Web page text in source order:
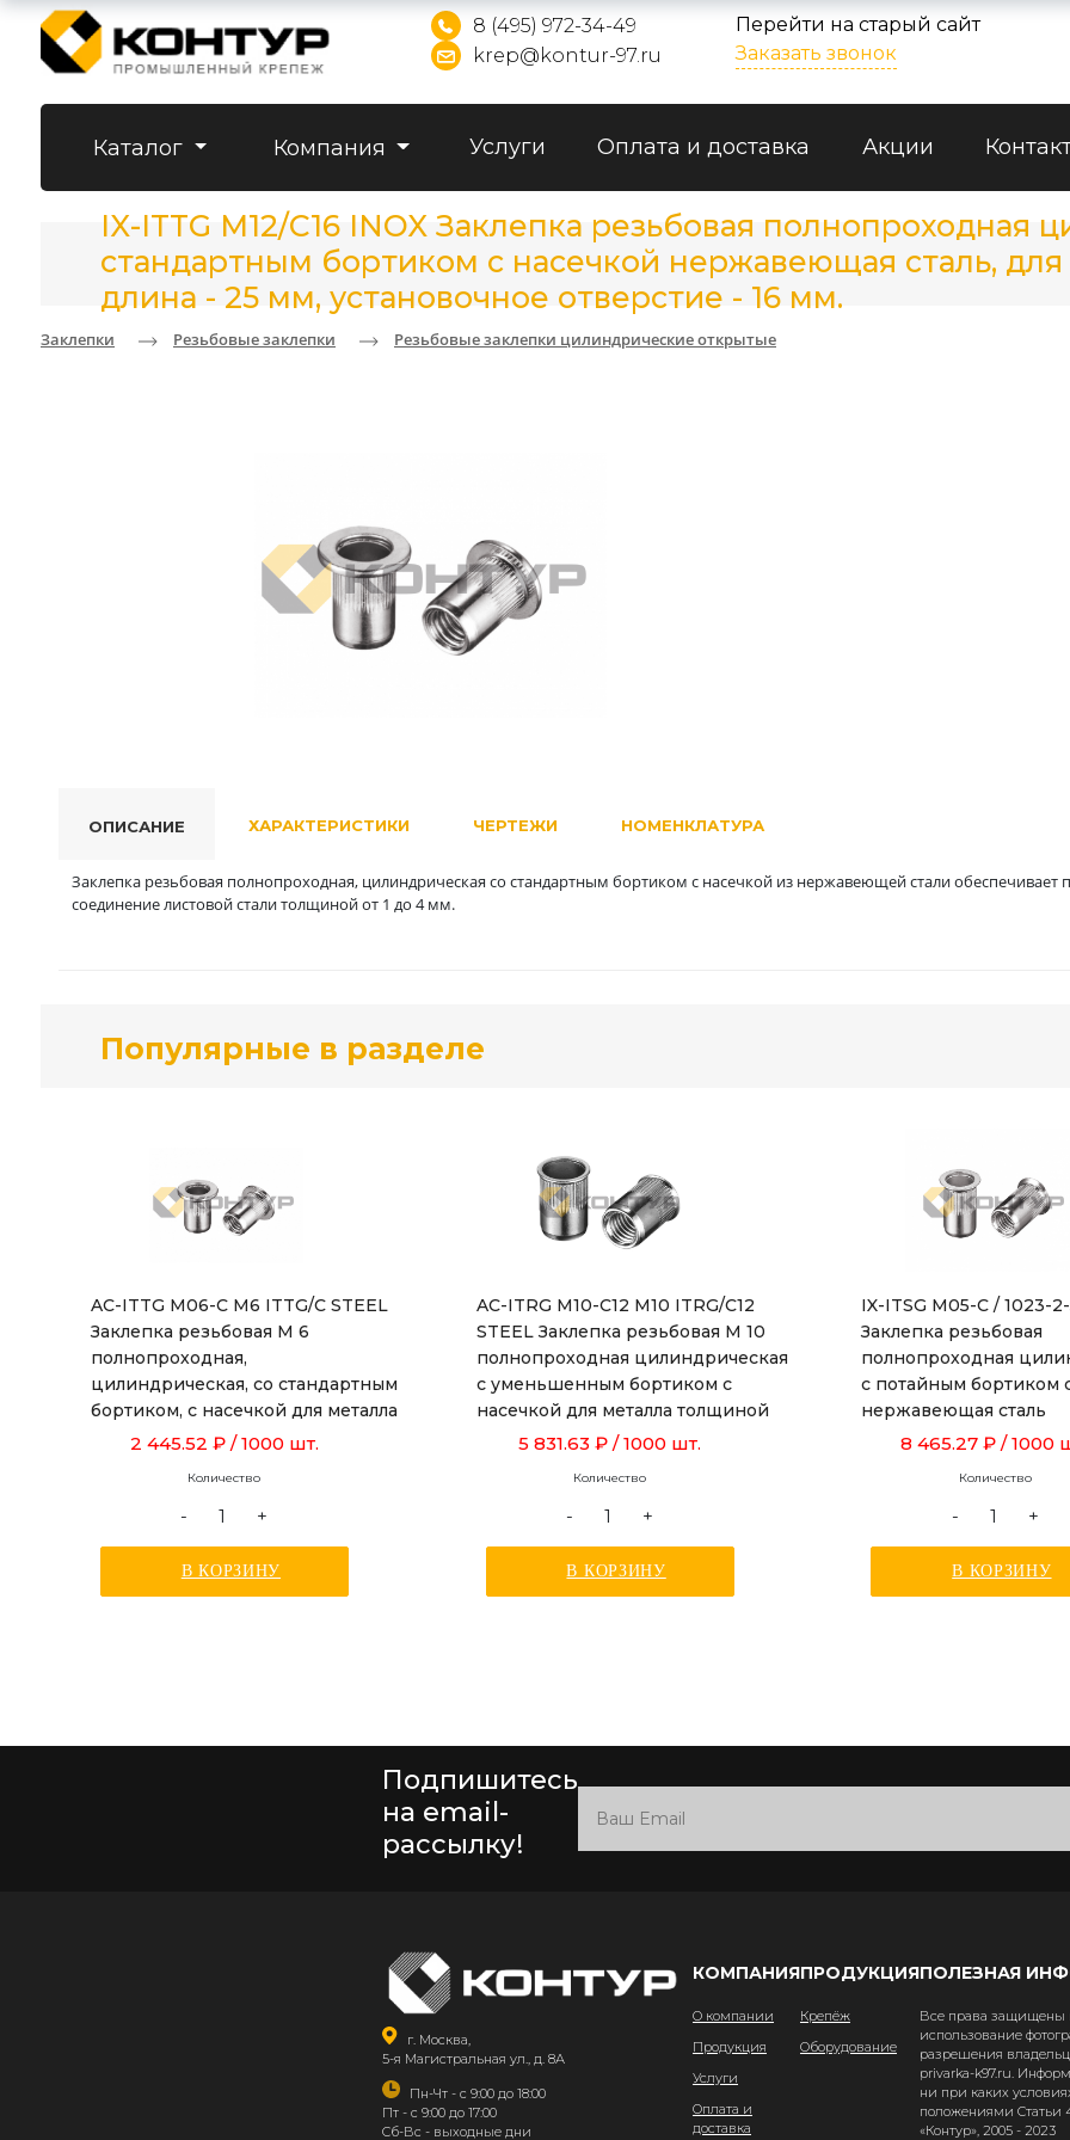
8 (495) 972-34-49
krep@kontur-97.ru
Перейти на старый сайт
Заказать звонок
Каталог Компания Услуги Оплата и доставка Акции
IX-ITTG M12/C16 INOX Заклепка резьбовая полнопроходная
стандартным бортиком с насечкой нержавеющая сталь,
длина - 25 мм, установочное отверстие - 16 мм.
Заклепки Резьбовые заклепки Резьбовые заклепки цилиндрические открытые
ОПИСАНИЕ
Заклепка резьбовая полнопроходная, цилиндрическая со стандартным бортиком с насечкой из нержавеющей стали обеспечивает
соединение листовой стали толщиной от 1 до 4 мм.
ХАРАКТЕРИСТИКИ ЧЕРТЕЖИ НОМЕНКЛАТУРА
Популярные в разделе
AC-ITTG M06-C M6 ITTG/C STEEL
Заклепка резьбовая М 6
полнопроходная,
цилиндрическая, со стандартным
бортиком, с насечкой для металла
толщиной от 0,5 до 3,0 мм, длиной
2 445.52 ₽ / 1000 шт.
Количество
- +
В КОРЗИНУ
AC-ITRG M10-C12 M10 ITRG/C12
STEEL Заклепка резьбовая М 10
полнопроходная цилиндрическая
с уменьшенным бортиком с
насечкой для металла толщиной
от 1,0 до 3,5 мм, длиной 19,0 мм
5 831.63 ₽/ 1000 шт.
Количество
- +
В КОРЗИНУ
IX-ITSG M05-C / 1023-
Заклепка резьбовая
полнопроходная
с потайным бортиком
нержавеющая сталь
8 465.27 ₽/ 1000
Количество
- +
В КОРЗИНУ
Подпишитесь
на email-
рассылку!
г. Москва,
5-я Магистральная ул., д. 8А
Пн-Чт - с 9:00 до 18:00
Пт - с 9:00 до 17:00
Сб-Вс - выходные дни
КОМПАНИЯ
О компании
Продукция
Услуги
Оплата и
доставка
ПРОДУКЦИЯ
Крепёж
Оборудование
ПОЛЕЗНАЯ
Все права защищены
использование
разрешения
privarka-k97.ru.
ни при каких
положениями Статьи
«Контур», 2005 - 2023